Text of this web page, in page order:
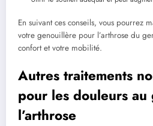
En suivant ces conseils, vous pourrez
votre genouillère pour l’arthrose du
confort et votre mobilité.
Autres traitements
pour les douleurs au
l’arthrose